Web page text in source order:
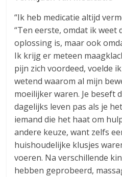
“Ik heb medicatie altijd
“Ten eerste, omdat ik weet
oplossing is, maar ook
Ik krijg er meteen
pijn zich voordeed, voelde
wetend waarom al mijn
moeilijker waren. Je beseft
dagelijks leven pas als je
iemand die het haat om
andere keuze, want zelfs
huishoudelijke klusjes
voeren. Na verschillende
hebben geprobeerd,